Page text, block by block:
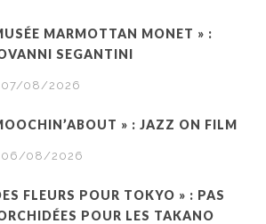
MARMOTTAN MONET » :
SEGANTINI
07/08/2026
» : JAZZ ON FILM
06/08/2026
FLEURS POUR TOKYO » : PAS
POUR LES TAKANO